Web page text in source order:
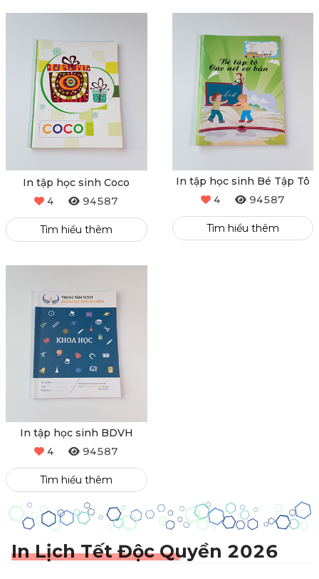
In tập học sinh Coco
4
94587
Tìm hiểu thêm
In tập học sinh Bé Tập Tô
4
94587
Tìm hiểu thêm
In tập học sinh BDVH
4
94587
Tìm hiểu thêm
In Lịch Tết Độc Quyền 2026